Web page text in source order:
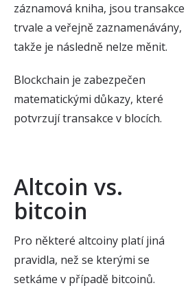
záznamová kniha, jsou transakce
trvale a veřejně zaznamenávány,
takže je následně nelze měnit.
Blockchain je zabezpečen
matematickými důkazy, které
potvrzují transakce v blocích.
Altcoin vs.
bitcoin
Pro některé altcoiny platí jiná
pravidla, než se kterými se
setkáme v případě bitcoinů.